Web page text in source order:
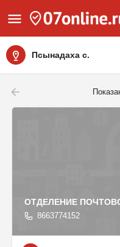
Псынадаха с.
ОТДЕЛЕНИЕ
8663774152